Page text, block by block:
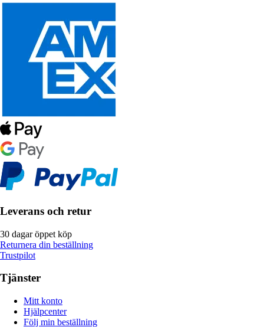
Leverans och retur
30 dagar öppet köp
Returnera din beställning
Trustpilot
Tjänster
Mitt konto
Hjälpcenter
Följ min beställning